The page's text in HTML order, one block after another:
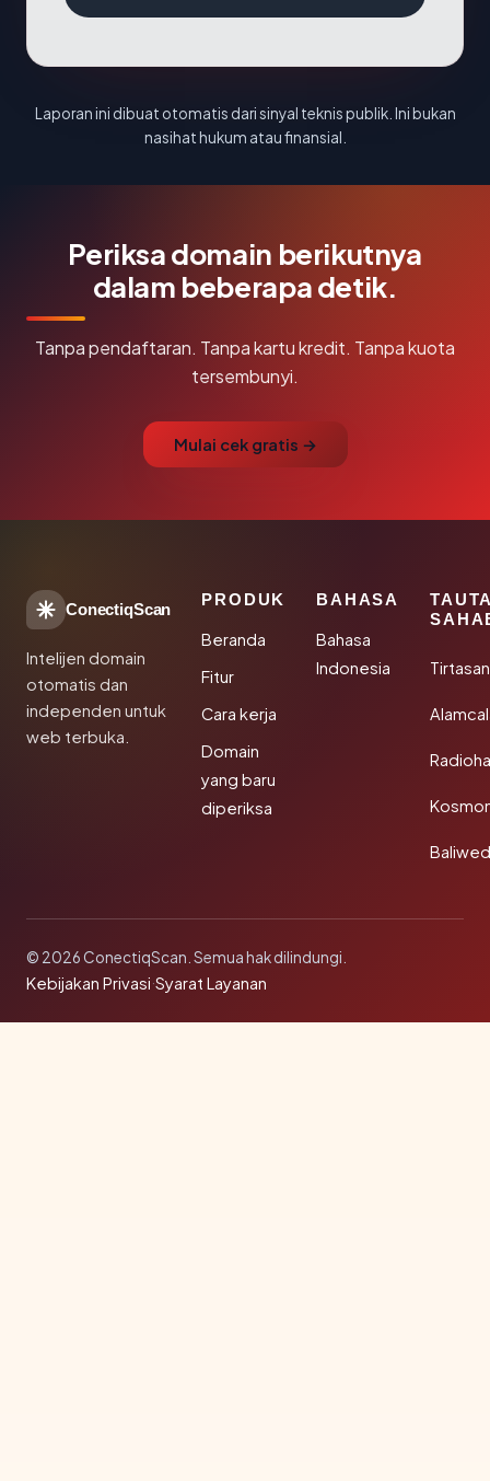
Laporan ini dibuat otomatis dari sinyal teknis publik. Ini bukan
nasihat hukum atau finansial.
Periksa domain berikutnya
dalam beberapa detik.
Tanpa pendaftaran. Tanpa kartu kredit. Tanpa kuota
tersembunyi.
Mulai cek gratis →
ConectiqScan
Intelijen domain
otomatis dan
independen untuk
web terbuka.
PRODUK
Beranda
Fitur
Cara kerja
Domain
yang baru
diperiksa
BAHASA
Bahasa
Indonesia
© 2026 ConectiqScan. Semua hak dilindungi.
Kebijakan Privasi·Syarat Layanan